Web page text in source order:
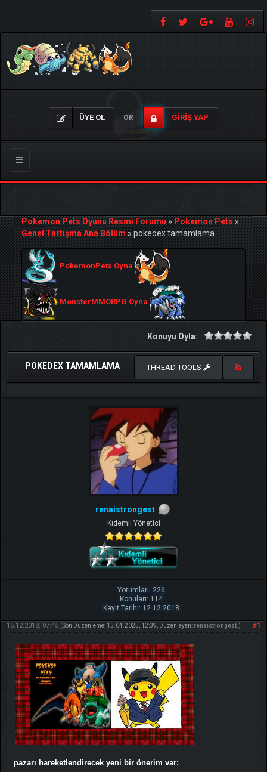
ÜYE OL OR GIRIŞ YAP
Gezinmeyi
Değiştir
Pokemon Pets Oyunu Resmi Forumu»Pokemon Pets»
Genel Tartışma Ana Bölüm»pokedex tamamlama
PokemonPets Oyna
MonsterMMORPG Oyna
Konuyu Oyla:
POKEDEX TAMAMLAMA THREAD TOOLS
renaistrongest
Kıdemli Yönetici
Yorumları: 226
Konuları: 114
Kayıt Tarihi: 12.12.2018
#1
15.12.2018, 07:45 (Son Düzenleme: 13.04.2025, 12:39, Düzenleyen:renaistrongest.)
pazarı hareketlendirecek yeni bir önerim var: